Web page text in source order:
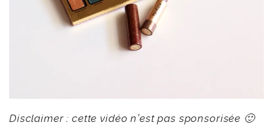
Disclaimer : cette vidéo n’est pas sponsorisée 🙂